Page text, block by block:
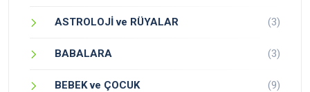
ASTROLOJİ ve RÜYALAR (3)
BABALARA (3)
BEBEK ve ÇOCUK (9)